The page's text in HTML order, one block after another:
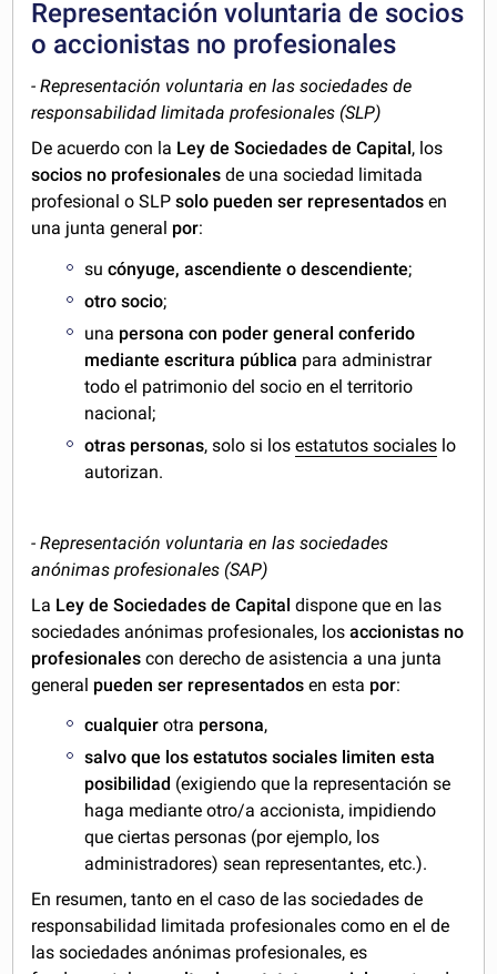
Representación voluntaria de socios
o accionistas no profesionales
- Representación voluntaria en las sociedades de
responsabilidad limitada profesionales (SLP)
De acuerdo con la Ley de Sociedades de Capital , los
socios no profesionales de una sociedad limitada
profesional o SLPsolo pueden ser representados en
una junta general por:
sucónyuge, ascendiente o descendiente;
otro socio;
una persona con poder general conferido
mediante escritura pública para administrar
todo el patrimonio del socio en el territorio
nacional;
otras personas, solo si losestatutos sociales lo
autorizan.
- Representación voluntaria en las sociedades
anónimas profesionales (SAP)
La Ley de Sociedades de Capital dispone que en las
sociedades anónimas profesionales, losaccionistas no
profesionales con derecho de asistencia a una junta
general pueden ser representados en esta por:
cualquierotra persona,
salvo que los estatutos sociales limiten esta
posibilidad (exigiendo que la representación se
haga mediante otro/a accionista, impidiendo
que ciertas personas (por ejemplo, los
administradores) sean representantes, etc.).
En resumen, tanto en el caso de las sociedades de
responsabilidad limitada profesionales como en el de
las sociedades anónimas profesionales, es